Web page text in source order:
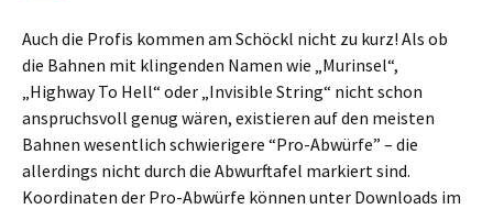
Auch die Profis kommen am Schöckl nicht zu kurz! Als ob
die Bahnen mit klingenden Namen wie „Murinsel“,
„Highway To Hell“ oder „Invisible String“ nicht schon
anspruchsvoll genug wären, existieren auf den meisten
Bahnen wesentlich schwierigere “Pro-Abwürfe” – die
allerdings nicht durch die Abwurftafel markiert sind.
Koordinaten der Pro-Abwürfe können unter Downloads im